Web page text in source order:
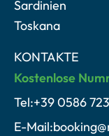
Sardinien
Toskana
KONTAKTE
Kostenlose
Tel:+39 0586
E-